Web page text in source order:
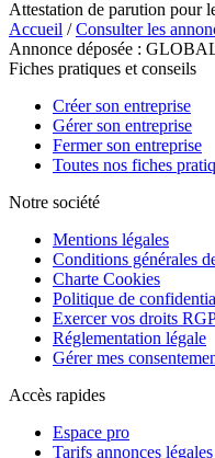
Attestation de parution pour
Accueil /Consulter les
Annonce déposée :
Fiches pratiques et conseils
Créer son entreprise
Gérer son entreprise
Fermer son entreprise
Toutes nos fiches
Notre société
Mentions légales
Conditions générales
Charte Cookies
Politique de
Exercer vos droits
Réglementation légale
Gérer mes
Accès rapides
Espace pro
Tarifs annonces légales